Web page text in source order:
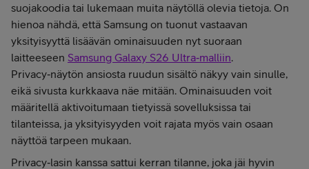
suojakoodia tai lukemaan muita näytöllä olevia tietoja. On
hienoa nähdä, että Samsung on tuonut vastaavan
yksityisyyttä lisäävän ominaisuuden nyt suoraan
laitteeseen Samsung Galaxy S26 Ultra‑malliin.
Privacy‑näytön ansiosta ruudun sisältö näkyy vain sinulle,
eikä sivusta kurkkaava näe mitään. Ominaisuuden voit
määritellä aktivoitumaan tietyissä sovelluksissa tai
tilanteissa, ja yksityisyyden voit rajata myös vain osaan
näyttöä tarpeen mukaan.
Privacy‑lasin kanssa sattui kerran tilanne, joka jäi hyvin